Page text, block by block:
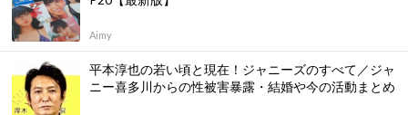
Aimy
平本淳也の若い頃と現在！ジャニーズのすべて／ジャ
ニー喜多川からの性被害暴露・結婚や今の活動まとめ